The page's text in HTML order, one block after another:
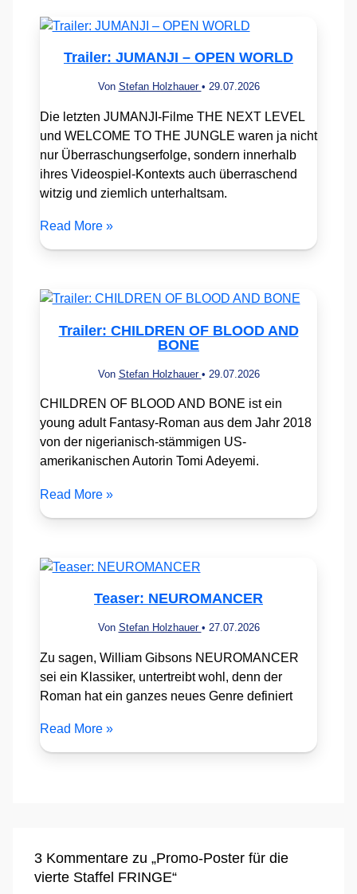
Trailer: JUMANJI – OPEN WORLD
Von Stefan Holzhauer • 29.07.2026
Die letzten JUMANJI-Filme THE NEXT LEVEL
und WELCOME TO THE JUNGLE waren ja nicht
nur Überraschungserfolge, sondern innerhalb
ihres Videospiel-Kontexts auch überraschend
witzig und ziemlich unterhaltsam.
Read More »
Trailer: CHILDREN OF BLOOD AND
BONE
Von Stefan Holzhauer • 29.07.2026
CHILDREN OF BLOOD AND BONE ist ein
young adult Fantasy-Roman aus dem Jahr 2018
von der nigerianisch-stämmigen US-
amerikanischen Autorin Tomi Adeyemi.
Read More »
Teaser: NEUROMANCER
Von Stefan Holzhauer • 27.07.2026
Zu sagen, William Gibsons NEUROMANCER
sei ein Klassiker, untertreibt wohl, denn der
Roman hat ein ganzes neues Genre definiert
Read More »
3 Kommentare zu „Promo-Poster für die
vierte Staffel FRINGE“